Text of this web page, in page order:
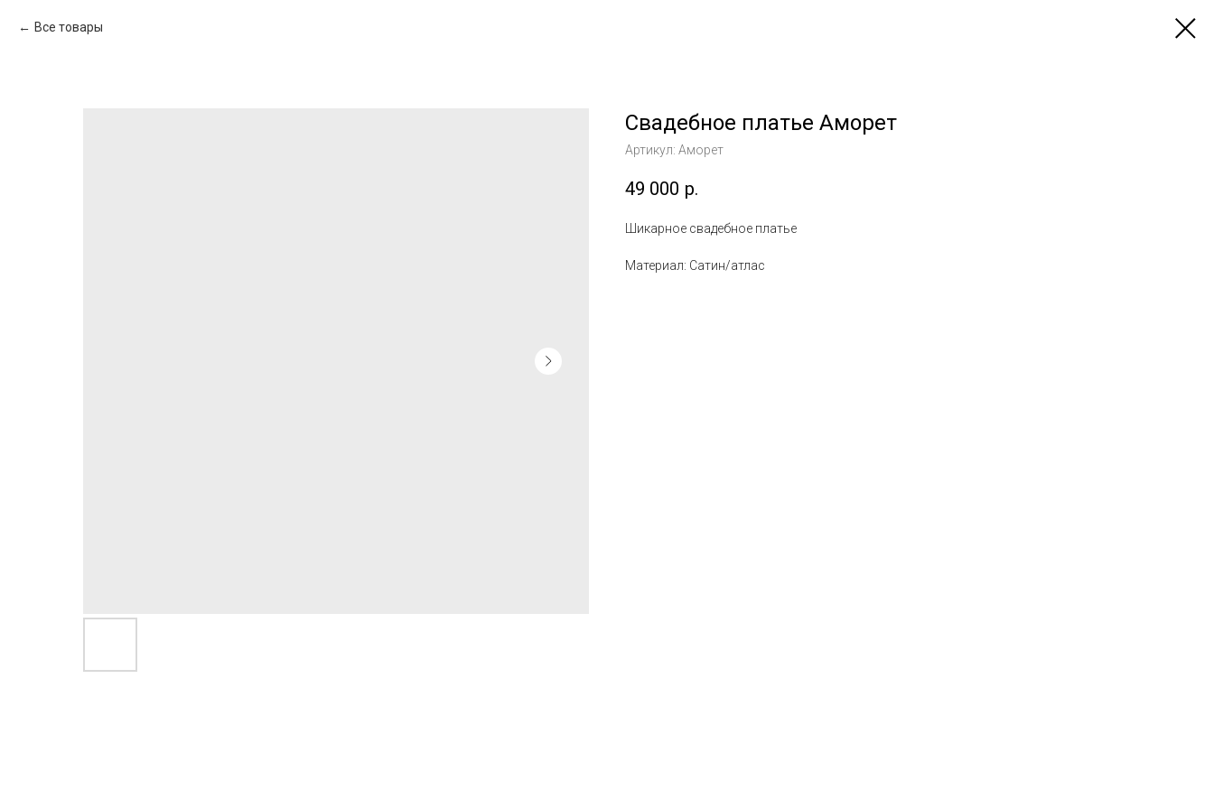
Все товары
Свадебное платье Аморет
Артикул: Аморет
49 000 р.
Шикарное свадебное платье
Материал: Сатин/атлас